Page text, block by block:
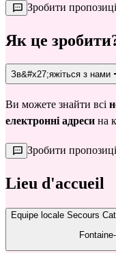
Зробити
Як це
Зв&#x27;яжіться з нами
Ви можете знайти всі
електронні адреси на
Зробити
Lieu d'accueil
Equipe locale Secours